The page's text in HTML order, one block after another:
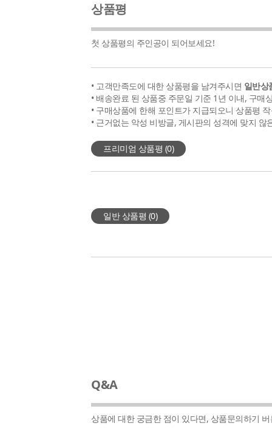
상품평
첫 상품평의 주인공이 되어보세요!
• 고객만족도에 대한 상품평을 남겨주시면 일반상
• 배송완료 된 상품중 주문일 기준 1년 이내, 구매
• 구매상품에 한해 포인트가 지급되오니 상품평
• 근거없는 악성 비방글, 게시판의 성격에 맞지
프리미엄 상품평 (0)
일반 상품평 (0)
Q&A
상품에 대한 궁금한 점이 있다면, 상품문의하기